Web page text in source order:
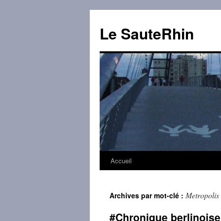
contenu
Le SauteRhin
Accueil
Archives par mot-clé : Metropolis
#Chronique